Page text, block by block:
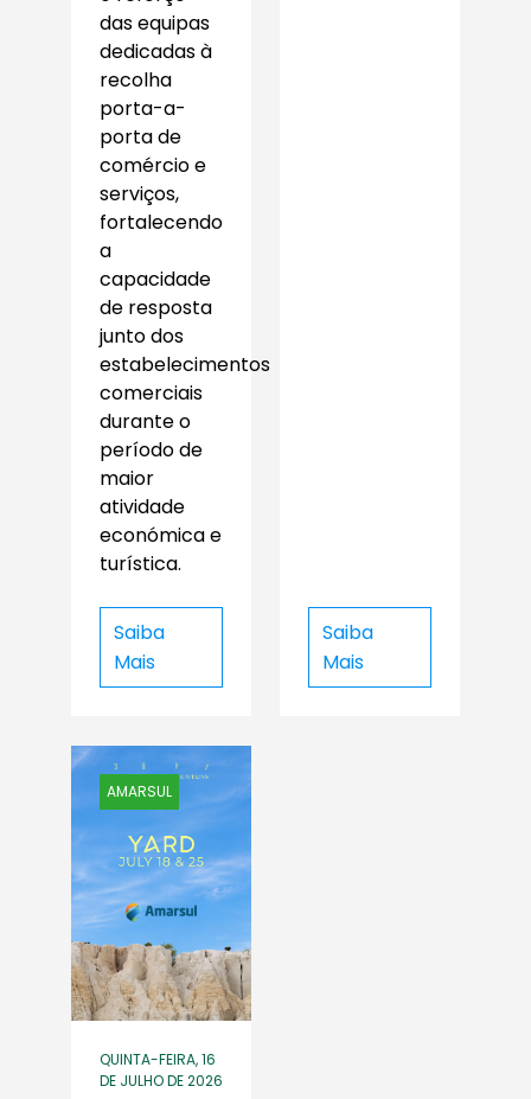
das equipas
dedicadas à
recolha
porta-a-
porta de
comércio e
serviços,
fortalecendo
a
capacidade
de resposta
junto dos
estabelecimentos
comerciais
durante o
período de
maior
atividade
económica e
turística.
Saiba
Mais
Saiba
Mais
AMARSUL
QUINTA-FEIRA, 16
DE JULHO DE 2026